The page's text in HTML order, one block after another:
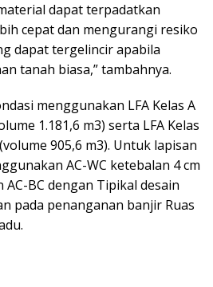
dapat terpadatkan
cepat dan mengurangi resiko
dapat tergelincir apabila
tanah biasa,” tambahnya.
menggunakan LFA Kelas A
1.181,6 m3) serta LFA Kelas
905,6 m3). Untuk lapisan
AC-WC ketebalan 4 cm
AC-BC dengan Tipikal desain
pada penanganan banjir Ruas